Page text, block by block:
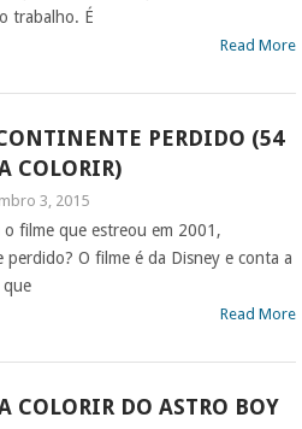
trabalho. É
Read More
PERDIDO (54
COLORIR)
3, 2015
filme que estreou em 2001,
O filme é da Disney e conta a
que
Read More
COLORIR DO ASTRO BOY